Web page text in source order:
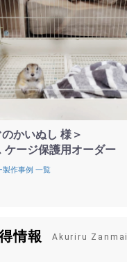
のかいぬし 様＞
ケージ保護用オーダー
製作事例 一覧
情報 Akuriru Zanmai